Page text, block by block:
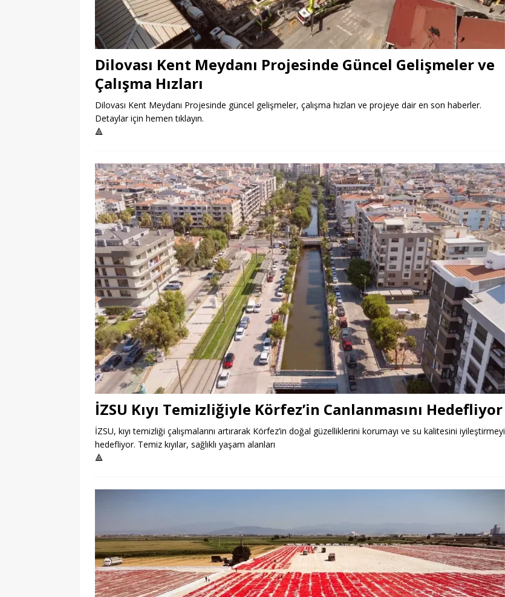
Dilovası Kent Meydanı Projesinde Güncel Gelişmeler ve
Çalışma Hızları
Dilovası Kent Meydanı Projesinde güncel gelişmeler, çalışma hızları ve projeye dair en son haberler.
Detaylar için hemen tıklayın.
🔺
İZSU Kıyı Temizliğiyle Körfez’in Canlanmasını Hedefliyor
İZSU, kıyı temizliği çalışmalarını artırarak Körfez’in doğal güzelliklerini korumayı ve su kalitesini iyileştirmeyi
hedefliyor. Temiz kıyılar, sağlıklı yaşam alanları
🔺